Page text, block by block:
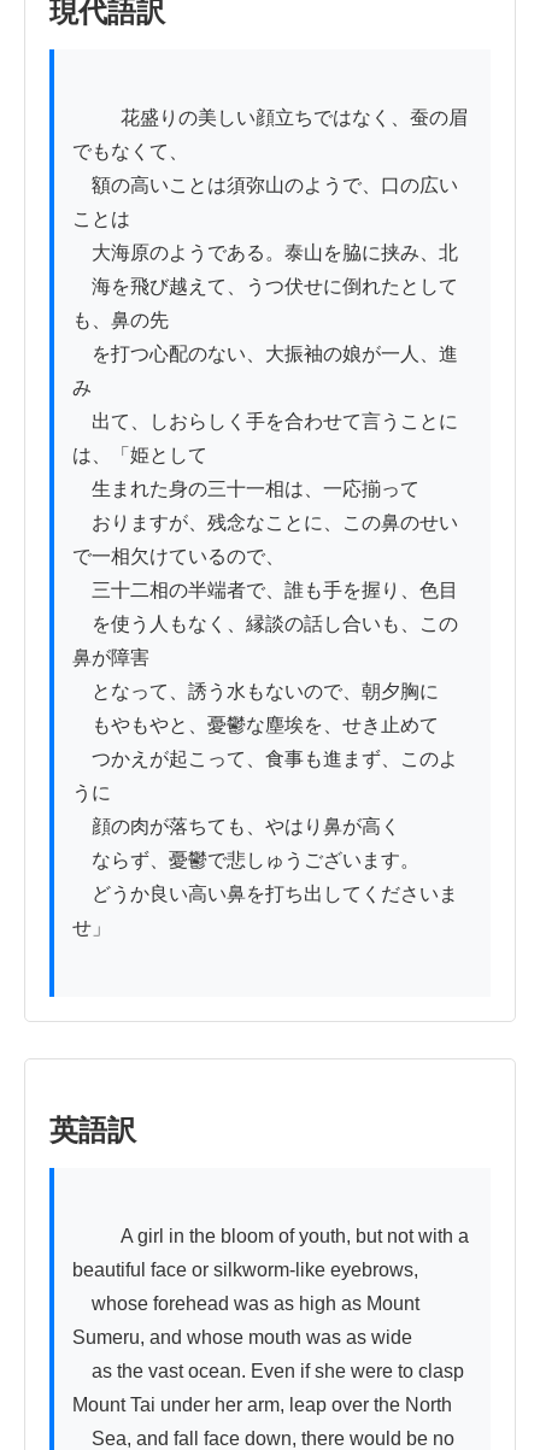
現代語訳
でもなくて、
額の高いことは須弥山のようで、口の広い
ことは
大海原のようである。泰山を脇に挟み、北
海を飛び越えて、うつ伏せに倒れたとして
も、鼻の先
を打つ心配のない、大振袖の娘が一人、進
み
出て、しおらしく手を合わせて言うことに
は、「姫として
生まれた身の三十一相は、一応揃って
おりますが、残念なことに、この鼻のせい
で一相欠けているので、
三十二相の半端者で、誰も手を握り、色目
を使う人もなく、縁談の話し合いも、この
鼻が障害
となって、誘う水もないので、朝夕胸に
もやもやと、憂鬱な塵埃を、せき止めて
つかえが起こって、食事も進まず、このよ
うに
顔の肉が落ちても、やはり鼻が高く
ならず、憂鬱で悲しゅうございます。
どうか良い高い鼻を打ち出してくださいま
せ」
英語訳
beautiful face or silkworm-like eyebrows,
whose forehead was as high as Mount
Sumeru, and whose mouth was as wide
as the vast ocean. Even if she were to clasp
Mount Tai under her arm, leap over the North
Sea, and fall face down, there would be no